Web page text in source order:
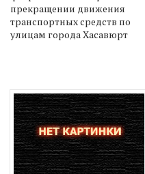
прекращении движения
транспортных средств по
улицам города Хасавюрт